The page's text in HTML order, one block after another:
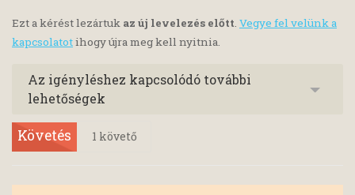
Ezt a kérést lezártuk az új levelezés előtt. Vegye fel velünk a
kapcsolatotihogy újra meg kell nyitnia.
Az igényléshez kapcsolódó további
lehetőségek
Követés 1 követő